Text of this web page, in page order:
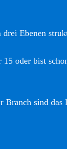
Ebenen
oder bist
sind